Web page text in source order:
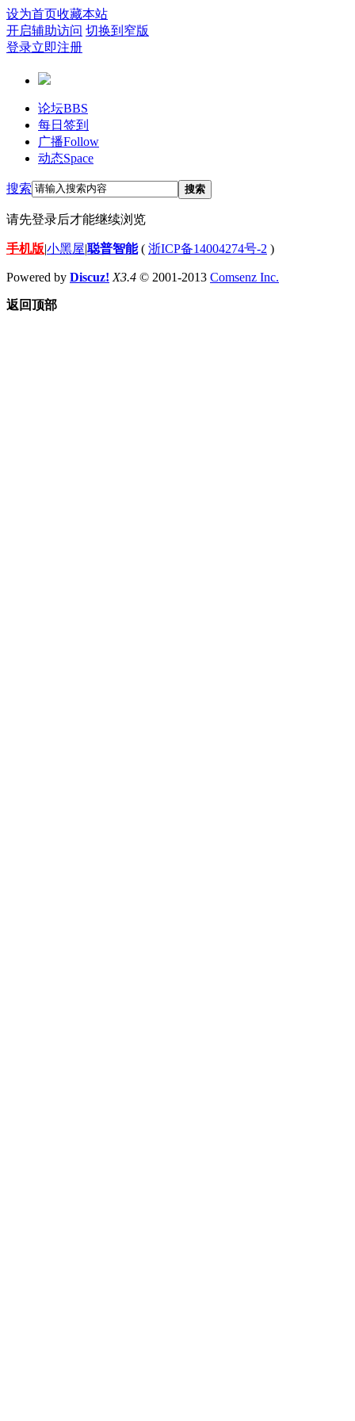
设为首页收藏本站
开启辅助访问 切换到窄版
登录立即注册
论坛BBS
每日签到
广播Follow
动态Space
搜索 搜索
请先登录后才能继续浏览
手机版|小黑屋|聪普智能( 浙ICP备14004274号-2 )
Powered by Discuz! X3.4 © 2001-2013 Comsenz Inc.
返回顶部